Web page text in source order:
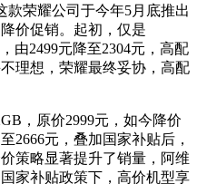
款荣耀公司于今年5月底推出
价促销。起初，仅是
由2499元降至2304元，高配
理想，荣耀最终妥协，高配
，原价2999元，如今降价
2666元，叠加国家补贴后，
策略显著提升了销量，阿维
家补贴政策下，高价机型享